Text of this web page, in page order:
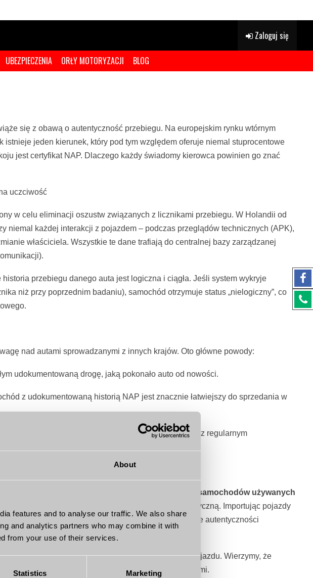
About
features and to analyse our traffic. We also share
and analytics partners who may combine it with
from your use of their services.
Statistics Marketing
Zaloguj się
UBEZPIECZENIA ORŁY MOTORYZACJI BLOG
się z obawą o autentyczność przebiegu. Na europejskim rynku wtórnym
istnieje jeden kierunek, który pod tym względem oferuje niemal stuprocentowe
jest certyfikat NAP. Dlaczego każdy świadomy kierowca powinien go znać
uczciwość
w celu eliminacji oszustw związanych z licznikami przebiegu. W Holandii od
niemal każdej interakcji z pojazdem – podczas przeglądów technicznych (APK),
właściciela. Wszystkie te dane trafiają do centralnej bazy zarządzanej
przebiegu danego auta jest logiczna i ciągła. Jeśli system wykryje
niż przy poprzednim badaniu), samochód otrzymuje status „nielogiczny”, co
nad autami sprowadzanymi z innych krajów. Oto główne powody:
udokumentowaną drogę, jaką pokonało auto od nowości.
z udokumentowaną historią NAP jest znacznie łatwiejszy do sprzedania w
odnotowywanie przebiegu zazwyczaj idzie w parze z regularnym
oferta samochodów używanych
które posiadają pełną dokumentację historyczną. Importując pojazdy
nacisk na to, aby każdy klient otrzymał potwierdzenie autentyczności
dokumenty, które potwierdzają stan faktyczny pojazdu. Wierzymy, że
droga do budowania długofalowych relacji z kierowcami.